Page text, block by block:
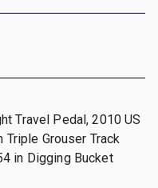
Travel Pedal, 2010 US
Triple Grouser Track
in Digging Bucket